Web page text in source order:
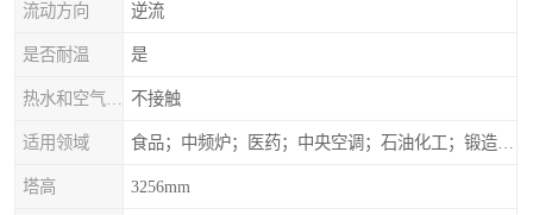
流动方向 逆流
是否耐温 是
不接触
适用领域
塔高 3256mm